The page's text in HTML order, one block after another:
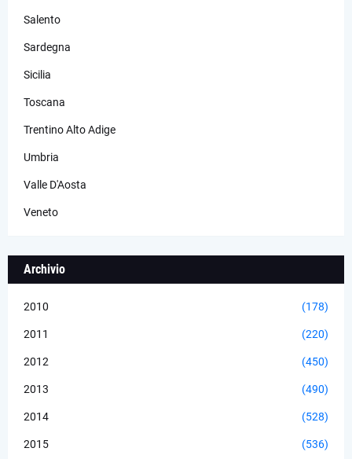
Salento
Sardegna
Sicilia
Toscana
Trentino Alto Adige
Umbria
Valle D'Aosta
Veneto
Archivio
2010 (178)
2011 (220)
2012 (450)
2013 (490)
2014 (528)
2015 (536)